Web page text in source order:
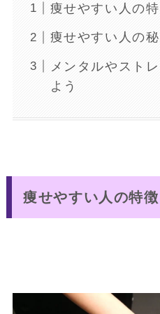
痩せやすい人の
痩せやすい人の
メンタルやスト
よう
痩せやすい人の特徴